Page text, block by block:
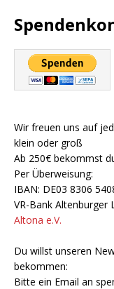
Wir freuen uns auf
klein oder groß
Ab 250€ bekommst
Per Überweisung:
IBAN: DE03 8306
VR-Bank Altenburger
Altona e.V.
Du willst unseren
bekommen:
Bitte ein Email an